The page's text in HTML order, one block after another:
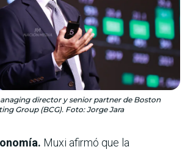
director y senior partner de Boston
Group (BCG). Foto: Jorge Jara
Muxi afirmó que la